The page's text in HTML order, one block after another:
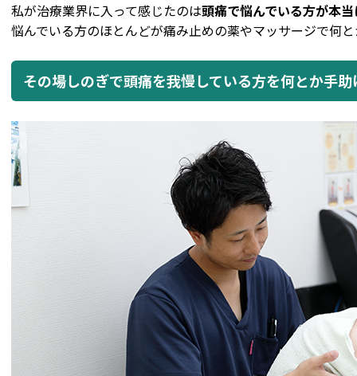
私が治療業界に入って感じたのは頭痛で悩んでいる方が本
悩んでいる方のほとんどが痛み止めの薬やマッサージで何
その場しのぎで頭痛を我慢している方を何とか手